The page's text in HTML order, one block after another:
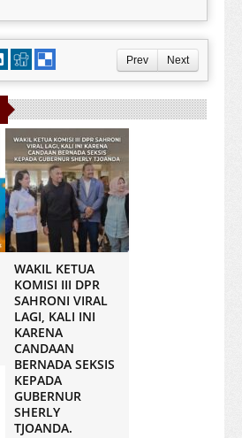
Prev Next
WAKIL KETUA
KOMISI III DPR
SAHRONI VIRAL
LAGI, KALI INI
KARENA
CANDAAN
BERNADA SEKSIS
KEPADA
GUBERNUR
SHERLY
TJOANDA.